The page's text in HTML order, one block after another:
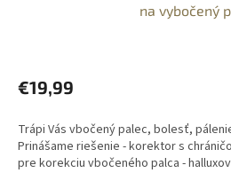
na vybočený
€19,99
Trápi Vás vbočený palec, bolesť,
Prinášame riešenie - korektor s
pre korekciu vbočeného palca - halluxov